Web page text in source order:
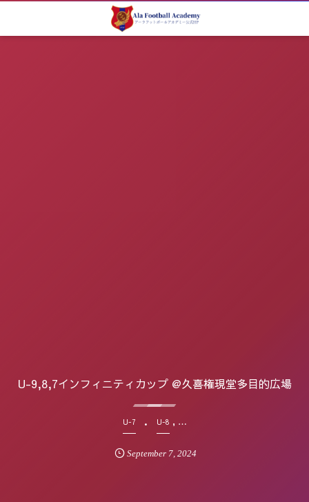
U-9,8,7インフィニティカップ @久喜権現堂多目的広場
U-7 U-8 , …
September 7,2024